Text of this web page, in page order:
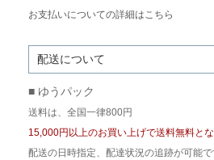
お支払いについての詳細はこちら
配送について
■ ゆうパック
送料は、全国一律800円
15,000円以上のお買い上げで送料無料とな
配送の日時指定、配達状況の追跡が可能で